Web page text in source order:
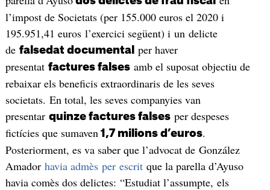
l’impost de Societats (per 155.000 euros el 2020 i
195.951,41 euros l’exercici següent) i un delicte
de falsedat documental per haver
presentat factures falsesamb el suposat objectiu de
rebaixar els beneficis extraordinaris de les seves
societats. En total, les seves companyies van
presentar quinze factures falsesper despeses
fictícies que sumaven 1,7 milions d’euros.
Posteriorment, es va saber que l’advocat de González
Amador havia admès per escritque la parella d’Ayuso
havia comès dos delictes: “Estudiat l’assumpte, els